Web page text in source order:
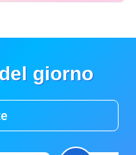
giorno